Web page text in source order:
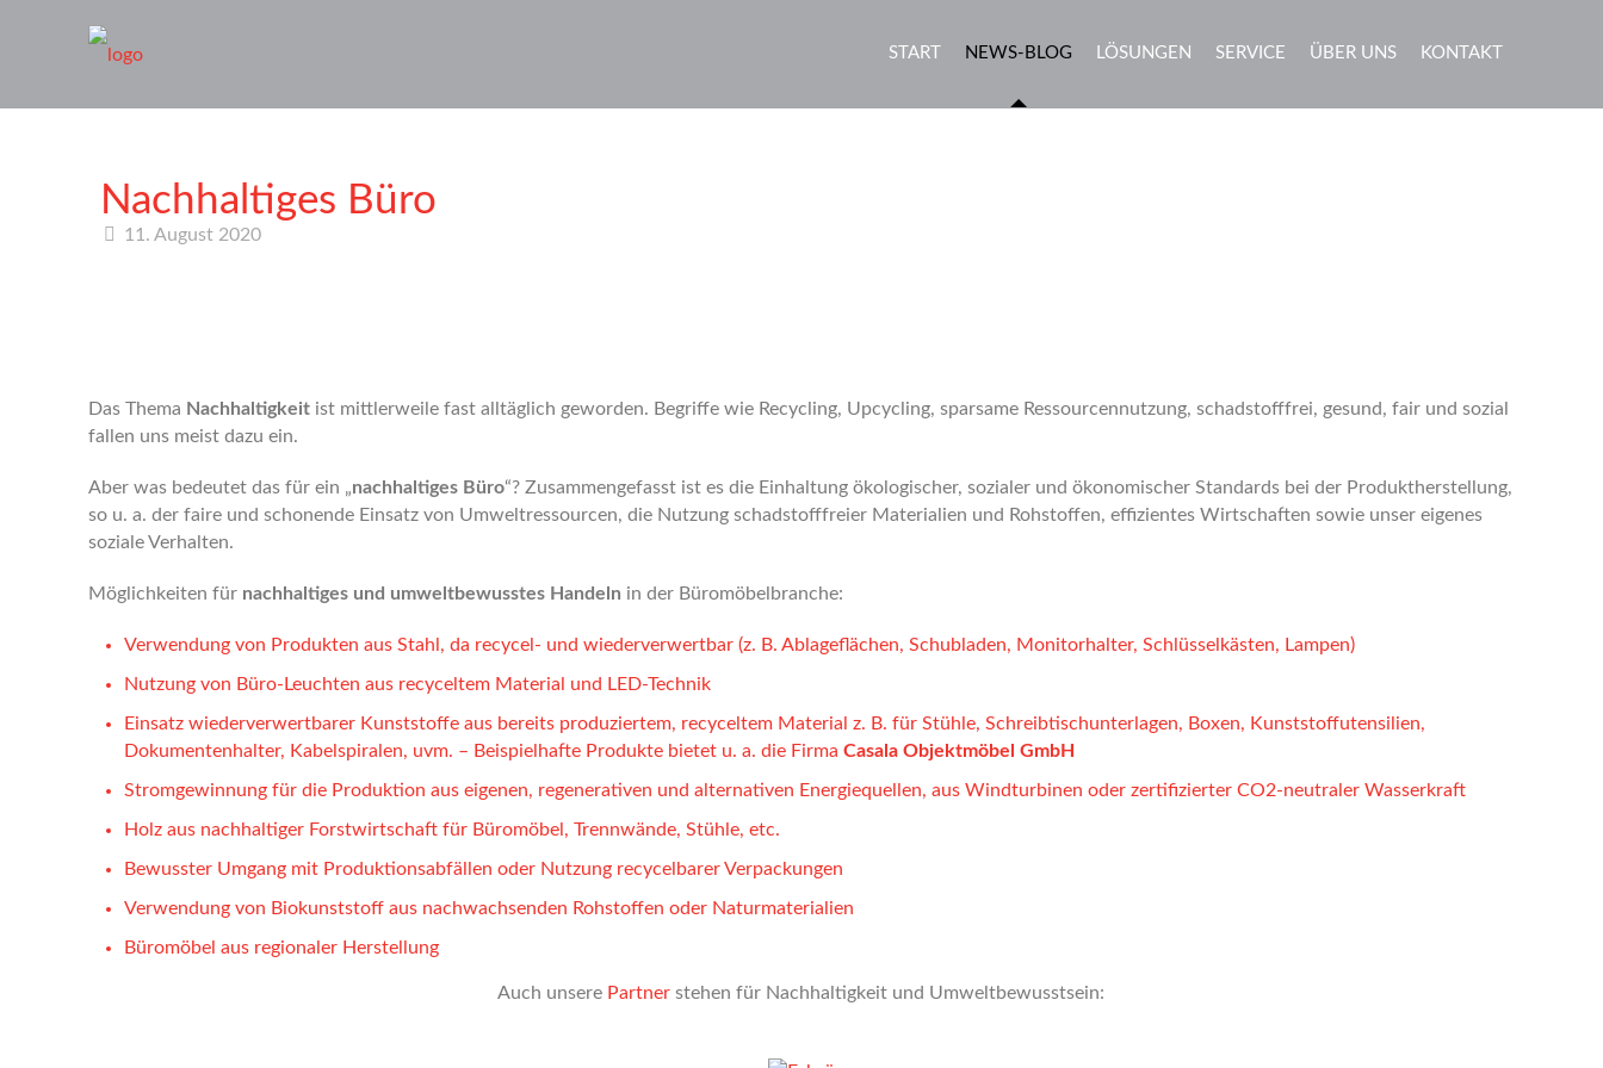
START NEWS-BLOG LÖSUNGEN SERVICE ÜBER UNS KONTAKT
Nachhaltiges Büro
11. August 2020
Das Thema Nachhaltigkeit ist mittlerweile fast alltäglich geworden. Begriffe wie Recycling, Upcycling, sparsame Ressourcennutzung, schadstofffrei, gesund, fair und sozial
fallen uns meist dazu ein.
Aber was bedeutet das für ein „nachhaltiges Büro“? Zusammengefasst ist es die Einhaltung ökologischer, sozialer und ökonomischer Standards bei der Produktherstellung,
so u. a. der faire und schonende Einsatz von Umweltressourcen, die Nutzung schadstofffreier Materialien und Rohstoffen, effizientes Wirtschaften sowie unser eigenes
soziale Verhalten.
Möglichkeiten für nachhaltiges und umweltbewusstes Handeln in der Büromöbelbranche:
Verwendung von Produkten aus Stahl, da recycel- und wiederverwertbar (z. B. Ablageflächen, Schubladen, Monitorhalter, Schlüsselkästen, Lampen)
Nutzung von Büro-Leuchten aus recyceltem Material und LED-Technik
Einsatz wiederverwertbarer Kunststoffe aus bereits produziertem, recyceltem Material z. B. für Stühle, Schreibtischunterlagen, Boxen, Kunststoffutensilien,
Dokumentenhalter, Kabelspiralen, uvm. – Beispielhafte Produkte bietet u. a. die FirmaCasala Objektmöbel GmbH
Stromgewinnung für die Produktion aus eigenen, regenerativen und alternativen Energiequellen, aus Windturbinen oder zertifizierter CO2-neutraler Wasserkraft
Holz aus nachhaltiger Forstwirtschaft für Büromöbel, Trennwände, Stühle, etc.
Bewusster Umgang mit Produktionsabfällen oder Nutzung recycelbarer Verpackungen
Verwendung von Biokunststoff aus nachwachsenden Rohstoffen oder Naturmaterialien
Büromöbel aus regionaler Herstellung
Auch unsere Partner stehen für Nachhaltigkeit und Umweltbewusstsein: